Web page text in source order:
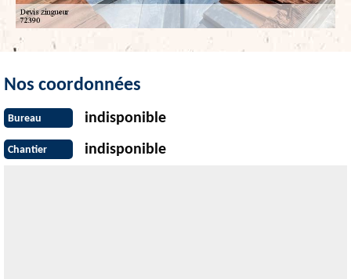
Nos coordonnées
Bureau indisponible
Chantier indisponible